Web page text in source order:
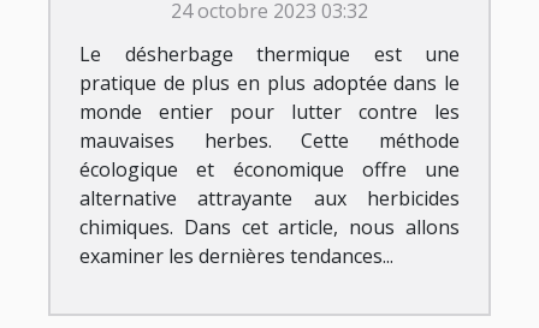
24 octobre 2023 03:32
Le désherbage thermique est une
pratique de plus en plus adoptée dans le
monde entier pour lutter contre les
mauvaises herbes. Cette méthode
écologique et économique offre une
alternative attrayante aux herbicides
chimiques. Dans cet article, nous allons
examiner les dernières tendances...